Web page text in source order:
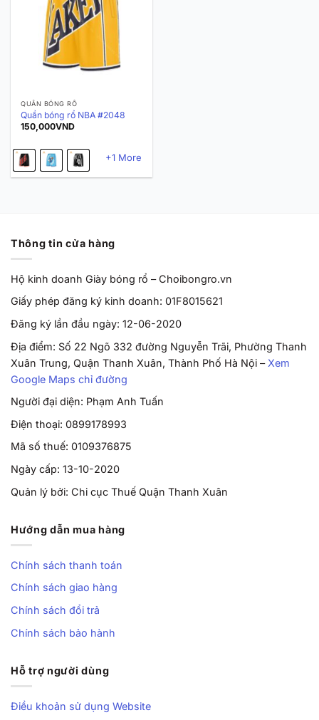
QUẦN BÓNG RỔ
Quần bóng rổ NBA #2048
150,000VND
+1 More
Thông tin cửa hàng
Hộ kinh doanh Giày bóng rổ – Choibongro.vn
Giấy phép đăng ký kinh doanh: 01F8015621
Đăng ký lần đầu ngày: 12-06-2020
Địa điểm: Số 22 Ngõ 332 đường Nguyễn Trãi, Phường Thanh
Xuân Trung, Quận Thanh Xuân, Thành Phố Hà Nội – Xem
Google Maps chỉ đường
Người đại diện: Phạm Anh Tuấn
Điện thoại: 0899178993
Mã số thuế: 0109376875
Ngày cấp: 13-10-2020
Quản lý bởi: Chi cục Thuế Quận Thanh Xuân
Hướng dẫn mua hàng
Chính sách thanh toán
Chính sách giao hàng
Chính sách đổi trả
Chính sách bảo hành
Hỗ trợ người dùng
Điều khoản sử dụng Website